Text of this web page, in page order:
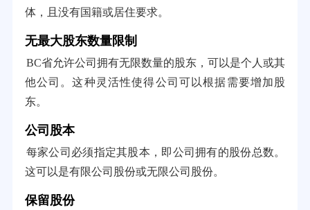
体，且没有国籍或居住要求。
无最大股东数量限制
BC省允许公司拥有无限数量的股东，可以是个人或其
他公司。这种灵活性使得公司可以根据需要增加股
东。
公司股本
每家公司必须指定其股本，即公司拥有的股份总数。
这可以是有限公司股份或无限公司股份。
保留股份